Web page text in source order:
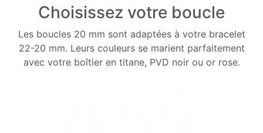
Choisissez votre boucle
Les boucles 20 mm sont adaptées à votre bracelet
22-20 mm. Leurs couleurs se marient parfaitement
avec votre boîtier en titane, PVD noir ou or rose.